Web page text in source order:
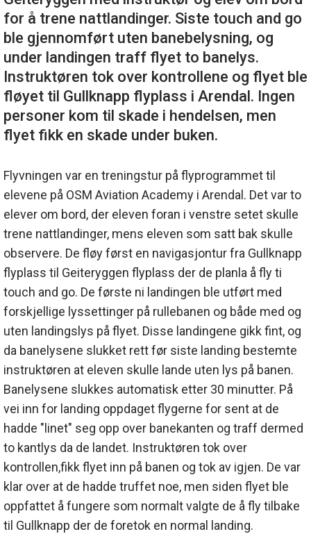
for å trene nattlandinger. Siste touch and go
ble gjennomført uten banebelysning, og
under landingen traff flyet to banelys.
Instruktøren tok over kontrollene og flyet ble
fløyet til Gullknapp flyplass i Arendal. Ingen
personer kom til skade i hendelsen, men
Flyvningen var en treningstur på flyprogrammet til
elevene på OSM Aviation Academy i Arendal. Det var to
elever om bord, der eleven foran i venstre setet skulle
trene nattlandinger, mens eleven som satt bak skulle
observere. De fløy først en navigasjontur fra Gullknapp
flyplass til Geiteryggen flyplass der de planla å fly ti
touch and go. De første ni landingen ble utført med
forskjellige lyssettinger på rullebanen og både med og
uten landingslys på flyet. Disse landingene gikk fint, og
da banelysene slukket rett før siste landing bestemte
instruktøren at eleven skulle lande uten lys på banen.
Banelysene slukkes automatisk etter 30 minutter. På
vei inn for landing oppdaget flygerne for sent at de
hadde "linet" seg opp over banekanten og traff dermed
to kantlys da de landet. Instruktøren tok over
kontrollen,fikk flyet inn på banen og tok av igjen. De var
klar over at de hadde truffet noe, men siden flyet ble
oppfattet å fungere som normalt valgte de å fly tilbake
til Gullknapp der de foretok en normal landing.